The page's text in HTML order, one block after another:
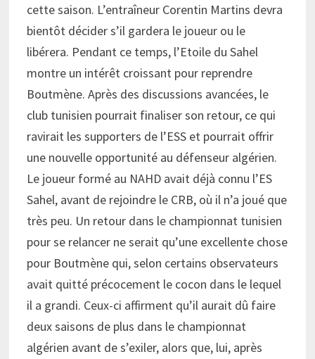
cette saison. L’entraîneur Corentin Martins devra
bientôt décider s’il gardera le joueur ou le
libérera. Pendant ce temps, l’Etoile du Sahel
montre un intérêt croissant pour reprendre
Boutmène. Après des discussions avancées, le
club tunisien pourrait finaliser son retour, ce qui
ravirait les supporters de l’ESS et pourrait offrir
une nouvelle opportunité au défenseur algérien.
Le joueur formé au NAHD avait déjà connu l’ES
Sahel, avant de rejoindre le CRB, où il n’a joué que
très peu. Un retour dans le championnat tunisien
pour se relancer ne serait qu’une excellente chose
pour Boutmène qui, selon certains observateurs
avait quitté précocement le cocon dans le lequel
il a grandi. Ceux-ci affirment qu’il aurait dû faire
deux saisons de plus dans le championnat
algérien avant de s’exiler, alors que, lui, après